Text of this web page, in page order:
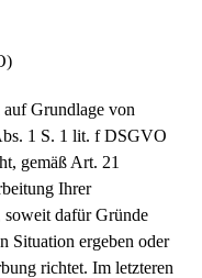
auf Grundlage von
1 S. 1 lit. f DSGVO
gemäß Art. 21
Ihrer
soweit dafür Gründe
Situation ergeben oder
richtet. Im letzteren